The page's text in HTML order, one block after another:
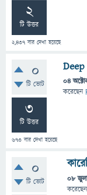
2
টি উত্তর
2,437 বার দেখা হয়েছে
0
টি ভোট
3
টি উত্তর
673 বার দেখা হয়েছে
04
করেছেন
0
টি ভোট 08
করেছেন